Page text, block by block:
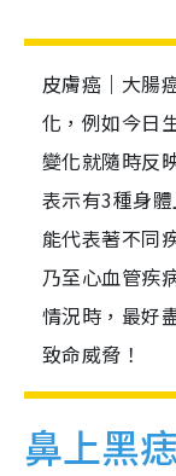
皮膚癌｜大腸
化，例如今日
變化就隨時反
表示有3種身
能代表著不同
乃至心血管疾
情況時，最好
致命威脅！
鼻上黑